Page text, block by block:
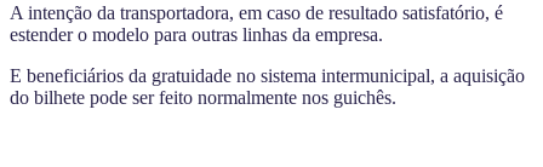
A intenção da transportadora, em caso de resultado satisfatório, é
estender o modelo para outras linhas da empresa.
E beneficiários da gratuidade no sistema intermunicipal, a aquisição
do bilhete pode ser feito normalmente nos guichês.